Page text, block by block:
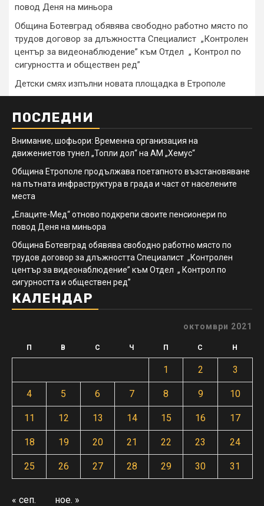
повод Деня на миньора
Община Ботевград обявява свободно работно място по
трудов договор за длъжността Специалист „Контролен
център за видеонаблюдение” към Отдел „ Контрол по
сигурността и обществен ред”
Детски смях изпълни новата площадка в Етрополе
ПОСЛЕДНИ
Внимание, шофьори: Временна организация на
движениетов тунел „Топли дол“ на АМ „Хемус“
Община Етрополе продължава поетапното възстановяване
на пътната инфраструктура в града и част от населените
места
„Елаците-Мед“ отново подкрепи своите пенсионери по
повод Деня на миньора
Община Ботевград обявява свободно работно място по
трудов договор за длъжността Специалист „Контролен
център за видеонаблюдение” към Отдел „ Контрол по
сигурността и обществен ред”
КАЛЕНДАР
октомври 2021
П В С Ч П С Н
1 2 3
4 5 6 7 8 9 10
11 12 13 14 15 16 17
18 19 20 21 22 23 24
25 26 27 28 29 30 31
« сеп. ное. »